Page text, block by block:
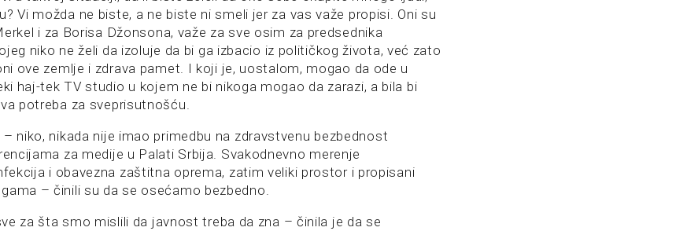
Vi možda ne biste, a ne biste ni smeli jer za vas važe propisi. Oni su
i za Borisa Džonsona, važe za sve osim za predsednika
niko ne želi da izoluje da bi ga izbacio iz političkog života, već zato
ove zemlje i zdrava pamet. I koji je, uostalom, mogao da ode u
haj-tek TV studio u kojem ne bi nikoga mogao da zarazi, a bila bi
potreba za sveprisutnošću.
niko, nikada nije imao primedbu na zdravstvenu bezbednost
za medije u Palati Srbija. Svakodnevno merenje
i obavezna zaštitna oprema, zatim veliki prostor i propisani
– činili su da se osećamo bezbedno.
za šta smo mislili da javnost treba da zna – činila je da se